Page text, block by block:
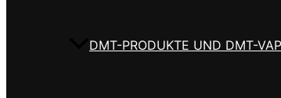
DMT-PRODUKTE UND DMT-